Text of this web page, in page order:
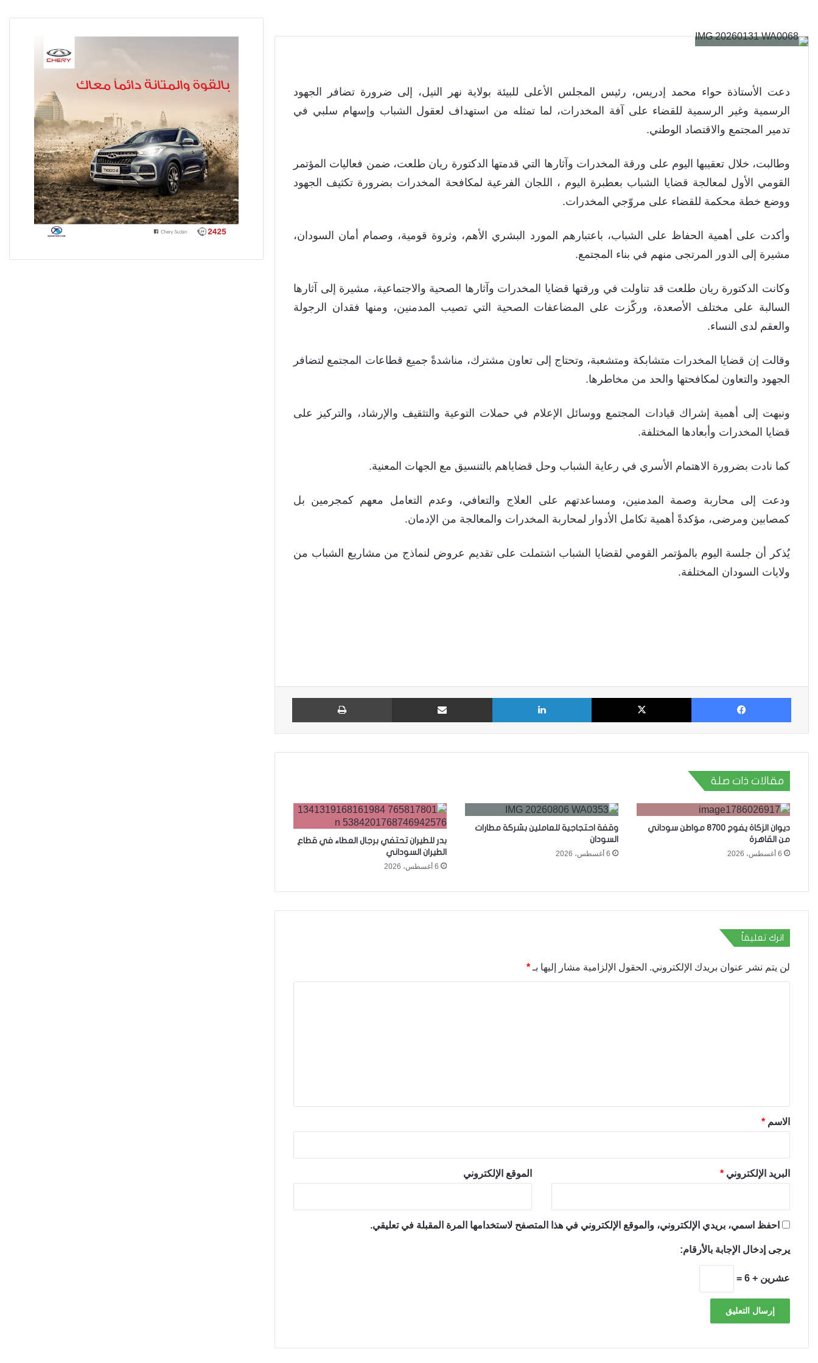
دعت الأستاذة حواء محمد إدريس، رئيس المجلس الأعلى للبيئة بولاية نهر النيل، إلى ضرورة تضافر الجهود
الرسمية وغير الرسمية للقضاء على آفة المخدرات، لما تمثله من استهداف لعقول الشباب وإسهام سلبي في
تدمير المجتمع والاقتصاد الوطني.
وطالبت، خلال تعقيبها اليوم على ورقة المخدرات وآثارها التي قدمتها الدكتورة ريان طلعت، ضمن فعاليات المؤتمر
القومي الأول لمعالجة قضايا الشباب بعطبرة اليوم ، اللجان الفرعية لمكافحة المخدرات بضرورة تكثيف الجهود
ووضع خطة محكمة للقضاء على مروّجي المخدرات.
وأكدت على أهمية الحفاظ على الشباب، باعتبارهم المورد البشري الأهم، وثروة قومية، وصمام أمان السودان،
مشيرة إلى الدور المرتجى منهم في بناء المجتمع.
وكانت الدكتورة ريان طلعت قد تناولت في ورقتها قضايا المخدرات وآثارها الصحية والاجتماعية، مشيرة إلى آثارها
السالبة على مختلف الأصعدة، وركّزت على المضاعفات الصحية التي تصيب المدمنين، ومنها فقدان الرجولة
والعقم لدى النساء.
وقالت إن قضايا المخدرات متشابكة ومتشعبة، وتحتاج إلى تعاون مشترك، مناشدةً جميع قطاعات المجتمع لتضافر
الجهود والتعاون لمكافحتها والحد من مخاطرها.
ونبهت إلى أهمية إشراك قيادات المجتمع ووسائل الإعلام في حملات التوعية والتثقيف والإرشاد، والتركيز على
قضايا المخدرات وأبعادها المختلفة.
كما نادت بضرورة الاهتمام الأسري في رعاية الشباب وحل قضاياهم بالتنسيق مع الجهات المعنية.
ودعت إلى محاربة وصمة المدمنين، ومساعدتهم على العلاج والتعافي، وعدم التعامل معهم كمجرمين بل
كمصابين ومرضى، مؤكدةً أهمية تكامل الأدوار لمحاربة المخدرات والمعالجة من الإدمان.
يُذكر أن جلسة اليوم بالمؤتمر القومي لقضايا الشباب اشتملت على تقديم عروض لنماذج من مشاريع الشباب من
ولايات السودان المختلفة.
فيسبوك X لينكدإن مشاركة عبر البريد طباعة
مقالات ذات صلة
ديوان الزكاة يفوج 8700 مواطن سوداني
من القاهرة
6 أغسطس، 2026
وقفة احتجاجية للعاملين بشركة مطارات
السودان
6 أغسطس، 2026
بدر للطيران تحتفي برجال العطاء في قطاع
الطيران السوداني
6 أغسطس، 2026
اترك تعليقاً
لن يتم نشر عنوان بريدك الإلكتروني. الحقول الإلزامية مشار إليها بـ *
*الاسم *
البريد الإلكتروني * الموقع الإلكتروني
احفظ اسمي، بريدي الإلكتروني، والموقع الإلكتروني في هذا المتصفح لاستخدامها المرة المقبلة في تعليقي.
يرجى إدخال الإجابة بالأرقام:
عشرين + 6 =